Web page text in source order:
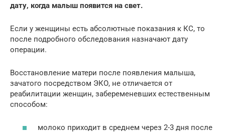
дату, когда малыш появится на свет.
Если у женщины есть абсолютные показания к КС, то
после подробного обследования назначают дату
операции.
Восстановление матери после появления малыша,
зачатого посредством ЭКО, не отличается от
реабилитации женщин, забеременевших естественным
способом:
молоко приходит в среднем через 2-3 дня после